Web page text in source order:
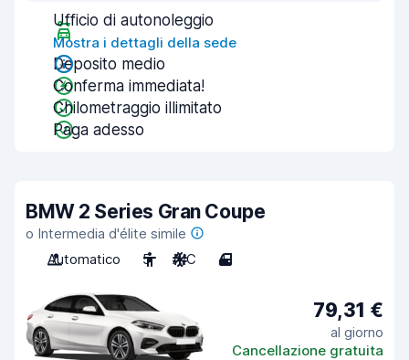
Ufficio di autonoleggio
Mostra i dettagli della sede
Deposito medio
Conferma immediata!
Chilometraggio illimitato
Paga adesso
BMW 2 Series Gran Coupe
o Intermedia d'élite simile
Automatico
5 A/C 4
79,31 €
al giorno
Cancellazione gratuita